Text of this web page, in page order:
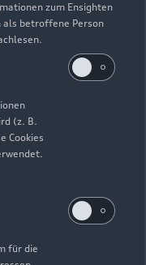
zum Ensighten
als betroffene Person
(z. B.
Cookies
für die